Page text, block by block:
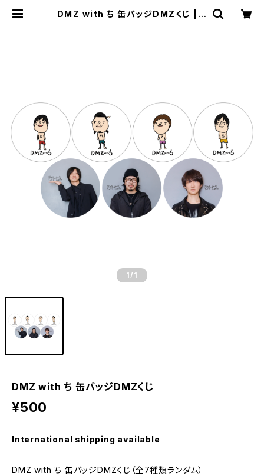
DMZ with ち 缶バッジDMZくじ | T
1 /1
DMZ with ち 缶バッジDMZくじ
¥500
International shipping available
DMZ with ち 缶バッジDMZくじ（全7種類ランダム）